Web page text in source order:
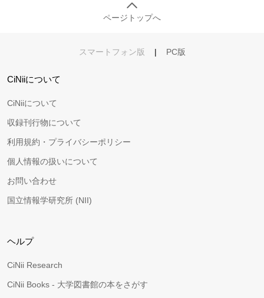
ページトップへ
スマートフォン版 | PC版
CiNiiについて
CiNiiについて
収録刊行物について
利用規約・プライバシーポリシー
個人情報の扱いについて
お問い合わせ
国立情報学研究所 (NII)
ヘルプ
CiNii Research
CiNii Books - 大学図書館の本をさがす